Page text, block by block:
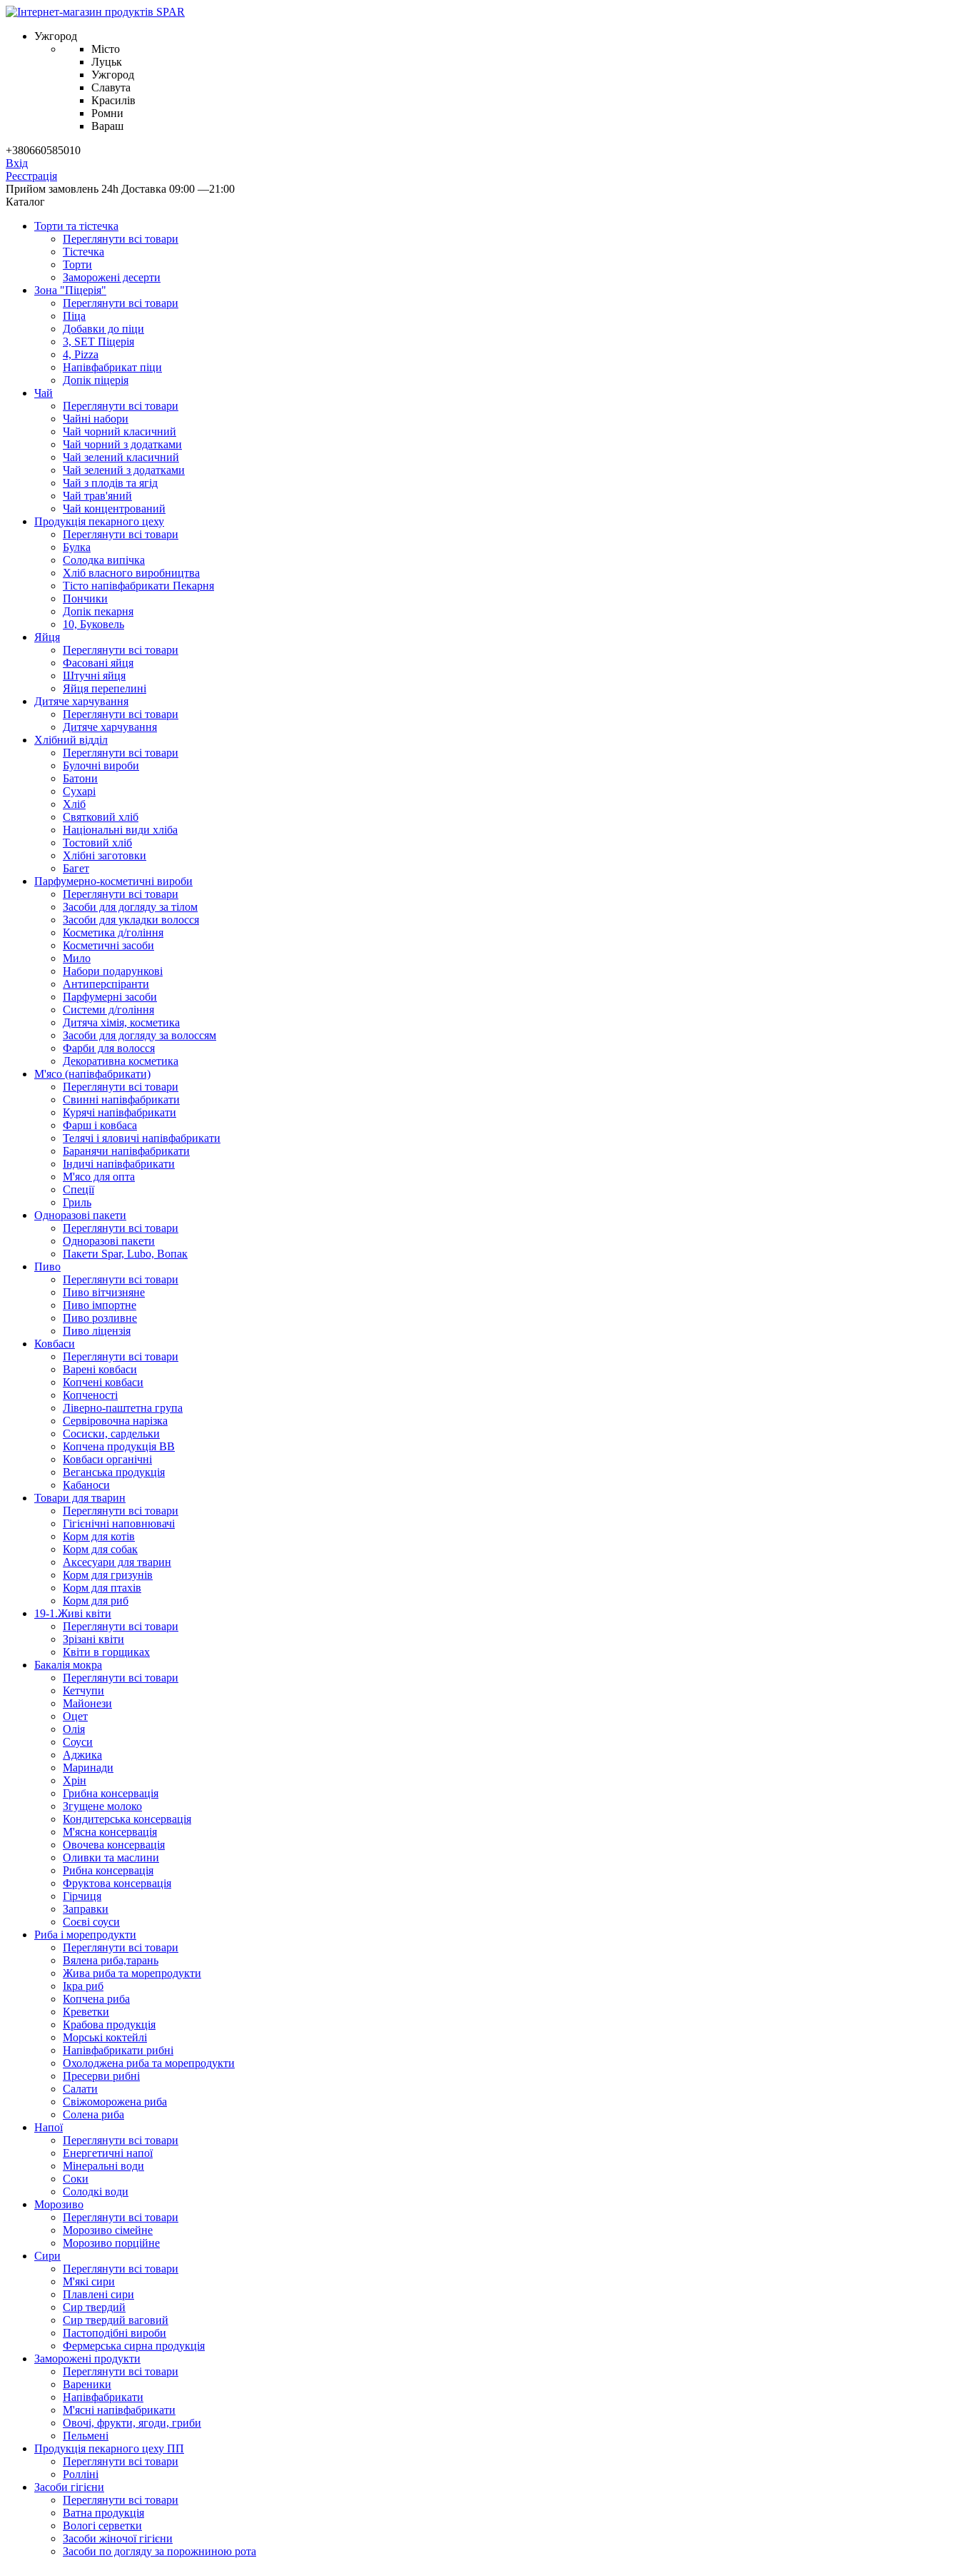
Ужгород
Місто
Луцьк
Ужгород
Славута
Красилів
Ромни
Вараш
+380660585010
Вхід
Реєстрація
Прийом замовлень 24h Доставка 09:00 —21:00
Каталог
Торти та тістечка
Переглянути всі товари
Тістечка
Торти
Заморожені десерти
Зона "Піцерія"
Переглянути всі товари
Піца
Добавки до піци
3, SET Піцерія
4, Pizza
Напівфабрикат піци
Допік піцерія
Чай
Переглянути всі товари
Чайні набори
Чай чорний класичний
Чай чорний з додатками
Чай зелений класичний
Чай зелений з додатками
Чай з плодів та ягід
Чай трав'яний
Чай концентрований
Продукцiя пекарного цеху
Переглянути всі товари
Булка
Солодка випiчка
Хлiб власного виробництва
Тiсто напiвфабрикати Пекарня
Пончики
Допік пекарня
10, Буковель
Яйця
Переглянути всі товари
Фасовані яйця
Штучні яйця
Яйця перепелині
Дитяче харчування
Переглянути всі товари
Дитяче харчування
Хлібний відділ
Переглянути всі товари
Булочні вироби
Батони
Сухарі
Хліб
Святковий хліб
Національні види хліба
Тостовий хліб
Хлібні заготовки
Багет
Парфумерно-косметичні вироби
Переглянути всі товари
Засоби для догляду за тілом
Засоби для укладки волосся
Косметика д/гоління
Косметичні засоби
Мило
Набори подарункові
Антиперспіранти
Парфумерні засоби
Системи д/гоління
Дитяча хімія, косметика
Засоби для догляду за волоссям
Фарби для волосся
Декоративна косметика
М'ясо (напiвфабрикати)
Переглянути всі товари
Свиннi напiвфабрикати
Курячi напiвфабрикати
Фарш i ковбаса
Телячi i яловичi напiвфабрикати
Баранячи напiвфабрикати
Iндичi напiвфабрикати
М'ясо для опта
Спеції
Гриль
Одноразові пакети
Переглянути всі товари
Одноразові пакети
Пакети Spar, Lubo, Вопак
Пиво
Переглянути всі товари
Пиво вітчизняне
Пиво імпортне
Пиво розливне
Пиво ліцензія
Ковбаси
Переглянути всі товари
Варені ковбаси
Копчені ковбаси
Копченості
Ліверно-паштетна група
Сервіровочна нарізка
Сосиски, сардельки
Копчена продукція ВВ
Ковбаси органічні
Веганська продукція
Кабаноси
Товари для тварин
Переглянути всі товари
Гігієнічні наповнювачі
Корм для котів
Корм для собак
Аксесуари для тварин
Корм для гризунів
Корм для птахів
Корм для риб
19-1.Живі квіти
Переглянути всі товари
Зрізані квіти
Квіти в горщиках
Бакалія мокра
Переглянути всі товари
Кетчупи
Майонези
Оцет
Олія
Соуси
Аджика
Маринади
Хрін
Грибна консервація
Згущене молоко
Кондитерська консервація
М'ясна консервація
Овочева консервація
Оливки та маслини
Рибна консервація
Фруктова консервація
Гірчиця
Заправки
Соєві соуси
Риба і морепродукти
Переглянути всі товари
Вялена риба,тарань
Жива риба та морепродукти
Ікра риб
Копчена риба
Крeветки
Крабова продукція
Морські коктейлi
Напівфабрикати рибні
Охолоджена риба та морепродукти
Пресерви рибні
Сaлати
Свіжоморожена риба
Солена риба
Напої
Переглянути всі товари
Енергетичні напої
Мінеральні води
Соки
Солодкі води
Морозиво
Переглянути всі товари
Морозиво сімейне
Морозиво порційне
Сири
Переглянути всі товари
М'які сири
Плавлені сири
Сир твердий
Сир твердий ваговий
Пастоподібні вироби
Фермерська сирна продукція
Заморожені продукти
Переглянути всі товари
Вареники
Напівфабрикати
М'ясні напівфабрикати
Овочі, фрукти, ягоди, гриби
Пельмені
Продукцiя пекарного цеху ПП
Переглянути всі товари
Ролліні
Засоби гігієни
Переглянути всі товари
Ватна продукція
Вологi серветки
Засоби жіночої гігієни
Засоби по догляду за порожниною рота